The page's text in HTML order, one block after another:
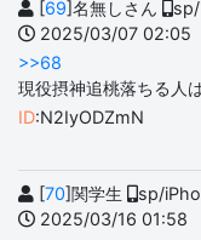
[69]名無しさん
2025/03/07 02:05
>>68
現役摂神追桃落ちる人
ID:N2IyODZmN
[70]関学生
sp/
2025/03/16 01:58